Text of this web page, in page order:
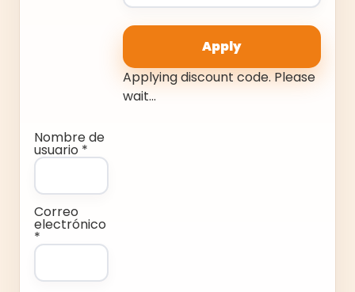
Applying discount code. Please
wait...
Nombre de
usuario *
Correo
electrónico
*